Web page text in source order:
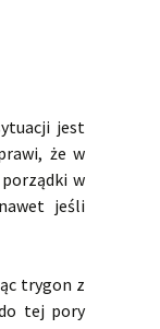
jest
że w
w
jeśli
trygon z
tej pory